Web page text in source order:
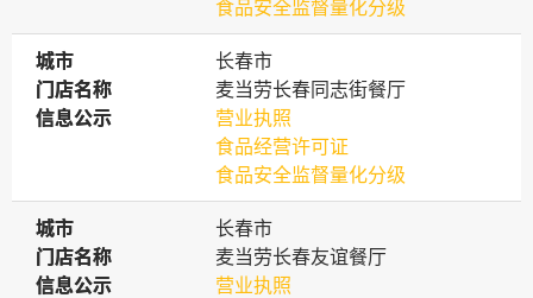
食品安全监督量化分级
城市
城市
长春市
门店名称
门店名称
麦当劳长春同志街餐厅
信息公示
信息公示
营业执照
食品经营许可证
食品安全监督量化分级
城市
城市
长春市
门店名称
门店名称
麦当劳长春友谊餐厅
信息公示
信息公示
营业执照